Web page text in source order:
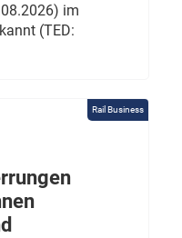
im
(TED:
Rail Business